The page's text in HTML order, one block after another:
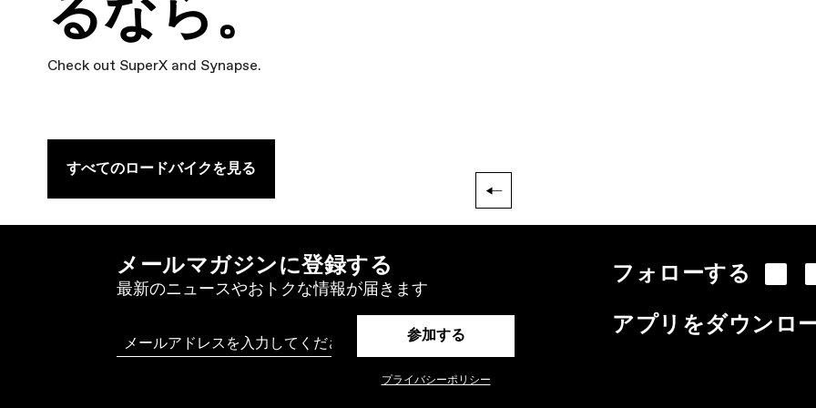
るなら。
Check out SuperX and Synapse.
すべてのロードバイクを見る
メールマガジンに登録する
最新のニュースやおトクな情報が届きます
Email 参加する
プライバシーポリシー
フォローする
アプリをダウンロ